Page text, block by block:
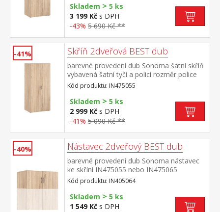
Skladem > 5 ks
3 199 Kč s DPH
-43% 5 690 Kč **
-41% Skříň 2dveřová BEST dub
barevné provedení dub Sonoma šatní skříň
vybavená šatní tyčí a policí rozměr police
(š/h) 78 × 40 cm ke skříni je možno
dokoupit nástavec IN405064
Kód produktu: IN475055
Skladem > 5 ks
2 999 Kč s DPH
-41% 5 090 Kč **
-40% Nástavec 2dveřový BEST dub
barevné provedení dub Sonoma nástavec
ke skříni IN475055 nebo IN475065
nástavec je součástí skříně a nelze jej
sestavit samostatně
Kód produktu: IN405064
Skladem > 5 ks
1 549 Kč s DPH